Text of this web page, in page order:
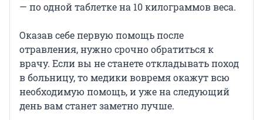
— по одной таблетке на 10 килограммов веса.
Оказав себе первую помощь после
отравления, нужно срочно обратиться к
врачу. Если вы не станете откладывать поход
в больницу, то медики вовремя окажут всю
необходимую помощь, и уже на следующий
день вам станет заметно лучше.